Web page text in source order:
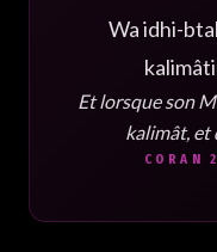
Wa idhi-
Et lorsque son
kalimât, et
CORAN